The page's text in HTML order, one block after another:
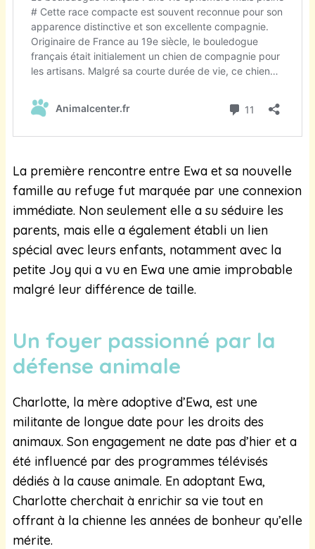
La première rencontre entre Ewa et sa nouvelle
famille au refuge fut marquée par une connexion
immédiate. Non seulement elle a su séduire les
parents, mais elle a également établi un lien
spécial avec leurs enfants, notamment avec la
petite Joy qui a vu en Ewa une amie improbable
malgré leur différence de taille.
Un foyer passionné par la
défense animale
Charlotte, la mère adoptive d’Ewa, est une
militante de longue date pour les droits des
animaux. Son engagement ne date pas d’hier et a
été influencé par des programmes télévisés
dédiés à la cause animale. En adoptant Ewa,
Charlotte cherchait à enrichir sa vie tout en
offrant à la chienne les années de bonheur qu’elle
mérite.